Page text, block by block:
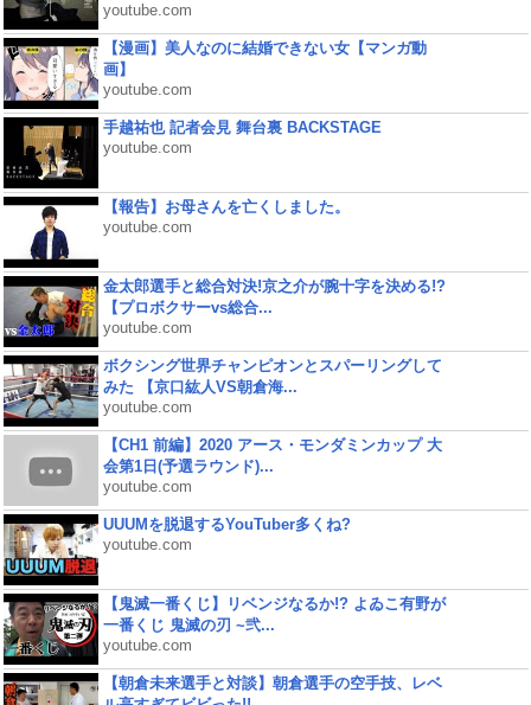
youtube.com
【漫画】美人なのに結婚できない女【マンガ動
画】
youtube.com
手越祐也 記者会見 舞台裏 BACKSTAGE
youtube.com
【報告】お母さんを亡くしました。
youtube.com
金太郎選手と総合対決!京之介が腕十字を決める!?
【プロボクサーvs総合...
youtube.com
ボクシング世界チャンピオンとスパーリングして
みた 【京口紘人VS朝倉海...
youtube.com
【CH1 前編】2020 アース・モンダミンカップ 大
会第1日(予選ラウンド)...
youtube.com
UUUMを脱退するYouTuber多くね?
youtube.com
【鬼滅一番くじ】リベンジなるか!? よゐこ有野が
一番くじ 鬼滅の刃 ~弐...
youtube.com
【朝倉未来選手と対談】朝倉選手の空手技、レベ